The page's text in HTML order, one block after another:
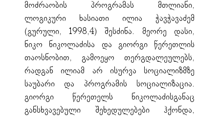
მოძრაობის პროგრამას მთლიანი,
ლოგიკური ხასიათი ილია ჭავჭავაძემ
(გურული, 1998,4) შესძინა. მეორე დასი,
ნიკო ნიკოლაძისა და გიორგი წერეთლის
თაოსნობით, გამოეყო თერგდალეულებს,
რადგან ილიამ არ ისურვა სოციალიზმზე
საუბარი და პროგრამის სოციალიზაცია.
გიორგი წერეთელს ნიკოლაძისგანაც
განსხვავებული შეხედულებები ჰქონდა,